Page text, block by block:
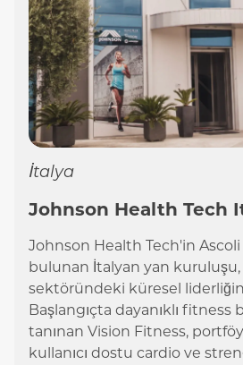
İtalya
Johnson Health Tech
Johnson Health Tech'in
bulunan İtalyan yan
sektöründeki küresel
Başlangıçta dayanıklı fitness
tanınan Vision Fitness,
kullanıcı dostu cardio ve